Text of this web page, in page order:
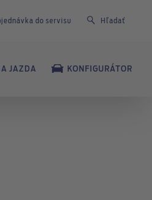
do servisu Hľadať
JAZDA KONFIGURÁTOR